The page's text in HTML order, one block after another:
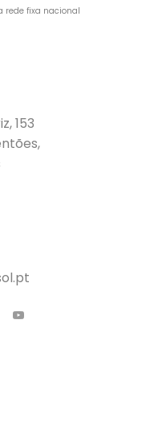
rede fixa nacional
153